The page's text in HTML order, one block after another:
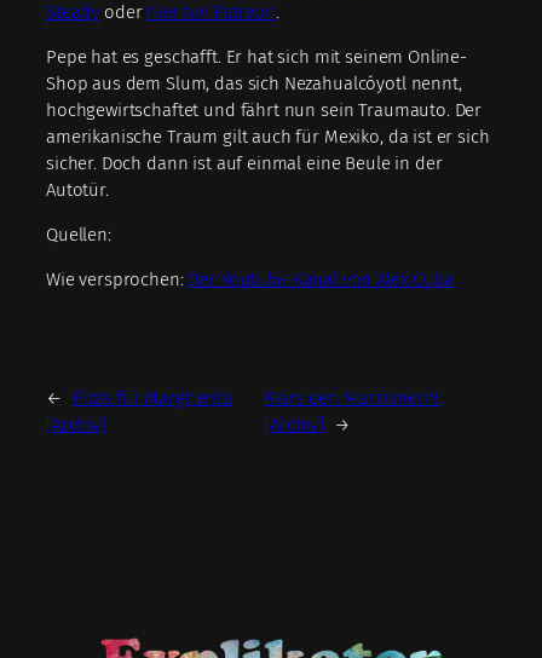
Steady oder hier bei Patreon.
Pepe hat es geschafft. Er hat sich mit seinem Online-
Shop aus dem Slum, das sich Nezahualcóyotl nennt,
hochgewirtschaftet und fährt nun sein Traumauto. Der
amerikanische Traum gilt auch für Mexiko, da ist er sich
sicher. Doch dann ist auf einmal eine Beule in der
Autotür.
Quellen:
Wie versprochen: Der Youtube-Kanal von Alex Cuba
←
Pizza für Margherita
[Archiv]
Mars den Marsianern!
[Archiv]
→